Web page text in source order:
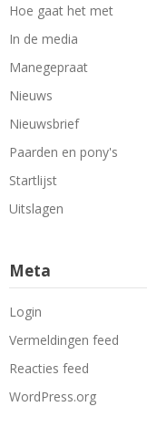
Hoe gaat het met
In de media
Manegepraat
Nieuws
Nieuwsbrief
Paarden en pony's
Startlijst
Uitslagen
Meta
Login
Vermeldingen feed
Reacties feed
WordPress.org